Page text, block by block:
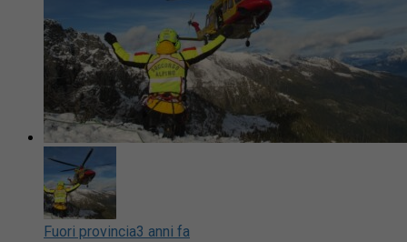
Fuori provincia3 anni fa